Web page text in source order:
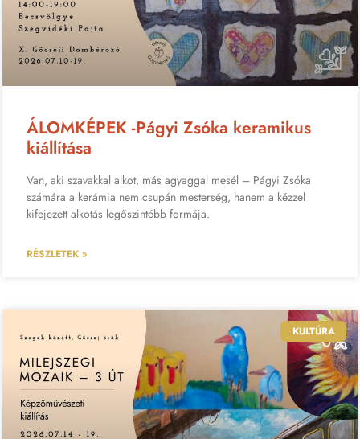
ÁLOMKÉPEK -Págyi Zsóka keramikus
kiállítása
Van, aki szavakkal alkot, más agyaggal mesél – Págyi Zsóka
számára a kerámia nem csupán mesterség, hanem a kézzel
kifejezett alkotás legőszintébb formája.
RÉSZLETEK »
KULTÚRA